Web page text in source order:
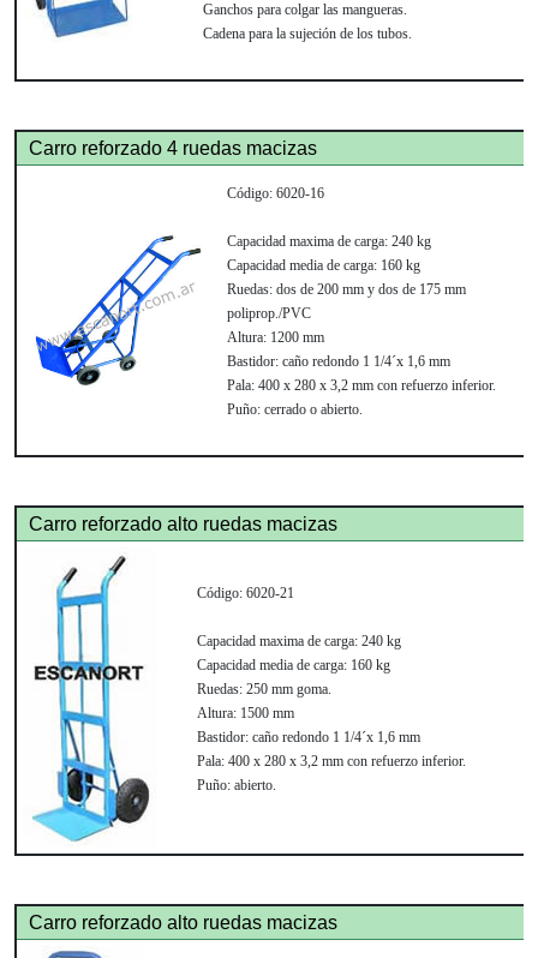
Ganchos para colgar las mangueras.
Cadena para la sujeción de los tubos.
Carro reforzado 4 ruedas macizas
Código: 6020-16
Capacidad maxima de carga: 240 kg
Capacidad media de carga: 160 kg
Ruedas: dos de 200 mm y dos de 175 mm
poliprop./PVC
Altura: 1200 mm
Bastidor: caño redondo 1 1/4´x 1,6 mm
Pala: 400 x 280 x 3,2 mm con refuerzo inferior.
Puño: cerrado o abierto.
Carro reforzado alto ruedas macizas
Código: 6020-21
Capacidad maxima de carga: 240 kg
Capacidad media de carga: 160 kg
Ruedas: 250 mm goma.
Altura: 1500 mm
Bastidor: caño redondo 1 1/4´x 1,6 mm
Pala: 400 x 280 x 3,2 mm con refuerzo inferior.
Puño: abierto.
Carro reforzado alto ruedas macizas